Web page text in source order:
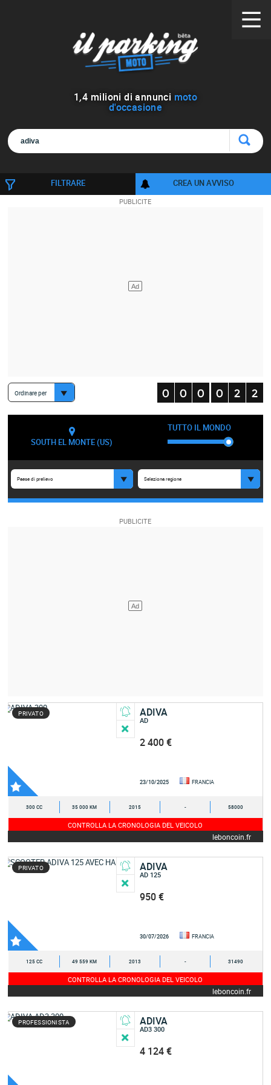
1,4 milioni di annunci moto
d'occasione
FILTRARE CREA UN AVVISO
Ordinare per
SOUTH EL MONTE (US)
TUTTO IL MONDO
Paese di prelievo Seleziona regione
PRIVATO ADIVA
AD
2 400 €
23/10/2025 FRANCIA
300 CC 35 000 KM 2015 - 58000
CONTROLLA LA CRONOLOGIA DEL VEICOLO
leboncoin.fr
PRIVATO ADIVA
AD 125
950 €
30/07/2026 FRANCIA
125 CC 49 559 KM 2013 - 31490
CONTROLLA LA CRONOLOGIA DEL VEICOLO
leboncoin.fr
PROFESSIONISTA ADIVA
AD3 300
4 124 €